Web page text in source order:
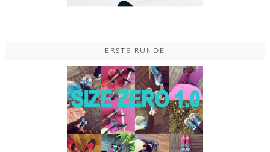
ERSTE RUNDE